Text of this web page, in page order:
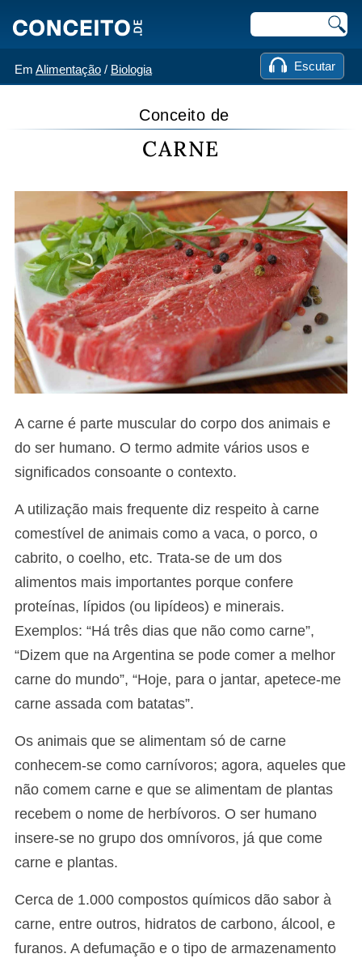
Em Alimentação / Biologia Escutar
Conceito de
CARNE
A carne é parte muscular do corpo dos animais e
do ser humano. O termo admite vários usos e
significados consoante o contexto.
A utilização mais frequente diz respeito à carne
comestível de animais como a vaca, o porco, o
cabrito, o coelho, etc. Trata-se de um dos
alimentos mais importantes porque confere
proteínas, lípidos (ou lipídeos) e minerais.
Exemplos: “Há três dias que não como carne”,
“Dizem que na Argentina se pode comer a melhor
carne do mundo”, “Hoje, para o jantar, apetece-me
carne assada com batatas”.
Os animais que se alimentam só de carne
conhecem-se como carnívoros; agora, aqueles que
não comem carne e que se alimentam de plantas
recebem o nome de herbívoros. O ser humano
insere-se no grupo dos omnívoros, já que come
carne e plantas.
Cerca de 1.000 compostos químicos dão sabor à
carne, entre outros, hidratos de carbono, álcool, e
furanos. A defumação e o tipo de armazenamento